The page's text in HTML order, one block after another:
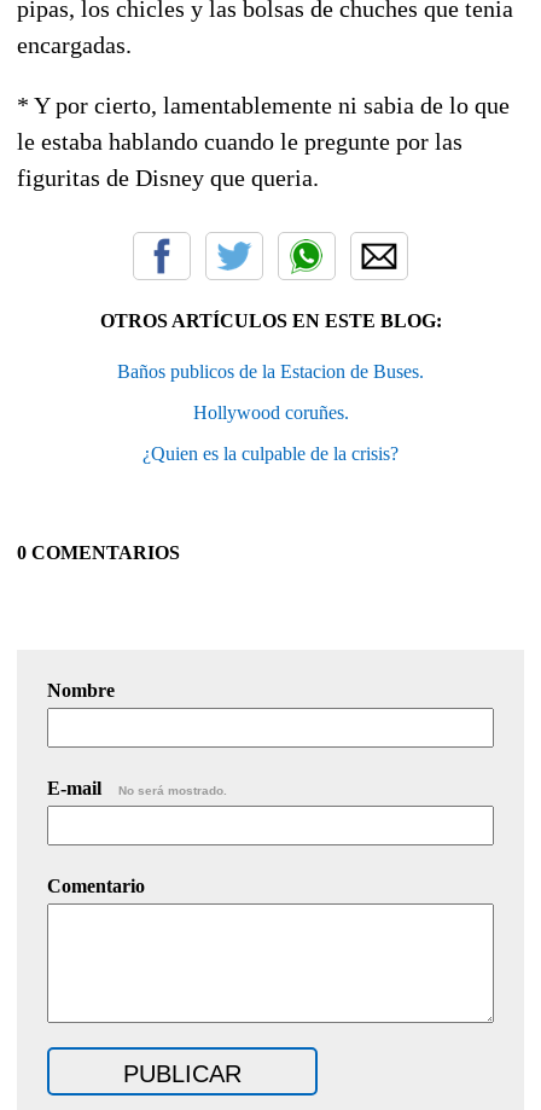
pipas, los chicles y las bolsas de chuches que tenia
encargadas.
* Y por cierto, lamentablemente ni sabia de lo que
le estaba hablando cuando le pregunte por las
figuritas de Disney que queria.
OTROS ARTÍCULOS EN ESTE BLOG:
Baños publicos de la Estacion de Buses.
Hollywood coruñes.
¿Quien es la culpable de la crisis?
0 COMENTARIOS
Nombre
E-mail No será mostrado.
Comentario